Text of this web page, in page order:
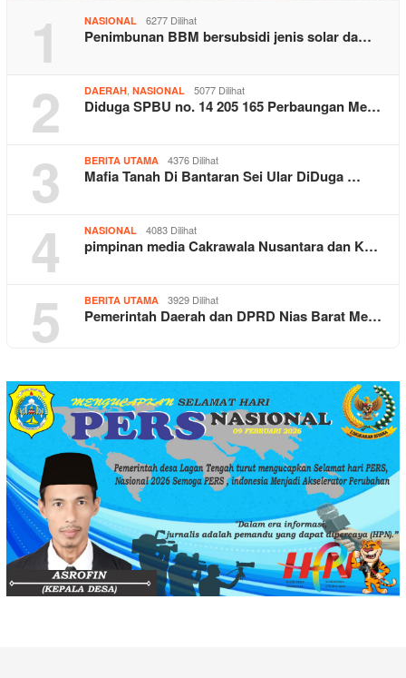
1 NASIONAL 6277 Dilihat
Penimbunan BBM bersubsidi jenis solar da…
2 DAERAH, NASIONAL 5077 Dilihat
Diduga SPBU no. 14 205 165 Perbaungan Me…
3 BERITA UTAMA 4376 Dilihat
Mafia Tanah Di Bantaran Sei Ular DiDuga …
4 NASIONAL 4083 Dilihat
pimpinan media Cakrawala Nusantara dan K…
5 BERITA UTAMA 3929 Dilihat
Pemerintah Daerah dan DPRD Nias Barat Me…